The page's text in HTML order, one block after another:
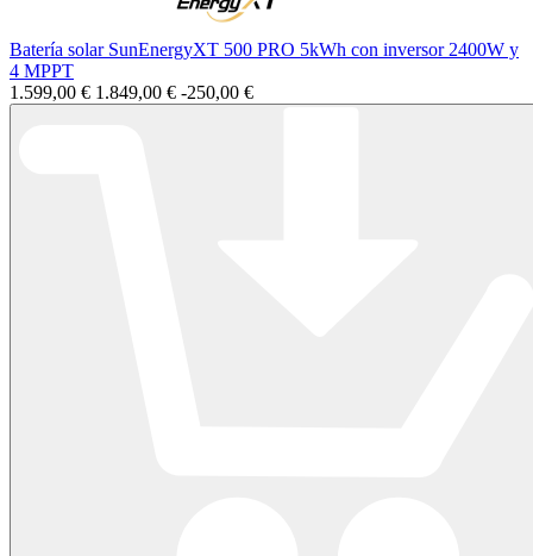
Batería solar SunEnergyXT 500 PRO 5kWh con inversor 2400W y
4 MPPT
1.599,00 € 1.849,00 € -250,00 €